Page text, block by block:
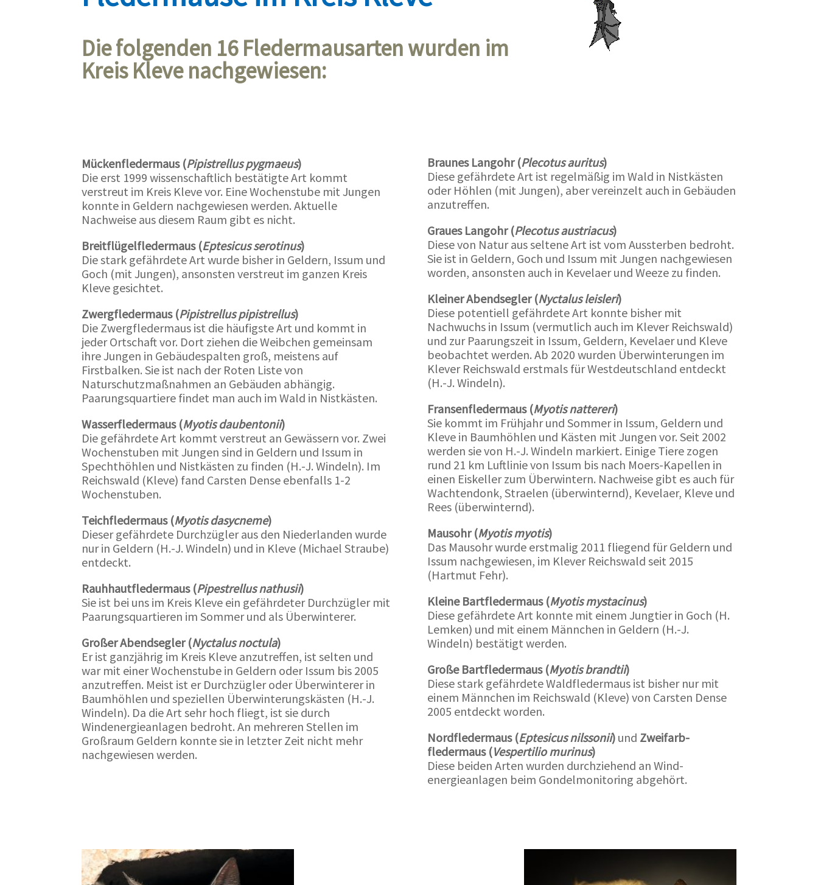
Die folgenden 16 Fledermausarten wurden im
Kreis Kleve nachgewiesen:
Mückenfledermaus (Pipistrellus pygmaeus)
Die erst 1999 wissenschaftlich bestätigte Art kommt
verstreut im Kreis Kleve vor. Eine Wochenstube mit Jungen
konnte in Geldern nachgewiesen werden. Aktuelle
Nachweise aus diesem Raum gibt es nicht.
Breitflügelfledermaus (Eptesicus serotinus)
Die stark gefährdete Art wurde bisher in Geldern, Issum und
Goch (mit Jungen), ansonsten verstreut im ganzen Kreis
Kleve gesichtet.
Zwergfledermaus (Pipistrellus pipistrellus)
Die Zwergfledermaus ist die häufigste Art und kommt in
jeder Ortschaft vor. Dort ziehen die Weibchen gemeinsam
ihre Jungen in Gebäudespalten groß, meistens auf
Firstbalken. Sie ist nach der Roten Liste von
Naturschutzmaßnahmen an Gebäuden abhängig.
Paarungsquartiere findet man auch im Wald in Nistkästen.
Wasserfledermaus (Myotis daubentonii)
Die gefährdete Art kommt verstreut an Gewässern vor. Zwei
Wochenstuben mit Jungen sind in Geldern und Issum in
Spechthöhlen und Nistkästen zu finden (H.-J. Windeln). Im
Reichswald (Kleve) fand Carsten Dense ebenfalls 1-2
Wochenstuben.
Teichfledermaus (Myotis dasycneme)
Dieser gefährdete Durchzügler aus den Niederlanden wurde
nur in Geldern (H.-J. Windeln) und in Kleve (Michael Straube)
entdeckt.
Rauhhautfledermaus (Pipestrellus nathusii)
Sie ist bei uns im Kreis Kleve ein gefährdeter Durchzügler mit
Paarungsquartieren im Sommer und als Überwinterer.
Großer Abendsegler (Nyctalus noctula)
Er ist ganzjährig im Kreis Kleve anzutreffen, ist selten und
war mit einer Wochenstube in Geldern oder Issum bis 2005
anzutreffen. Meist ist er Durchzügler oder Überwinterer in
Baumhöhlen und speziellen Überwinterungskästen (H.-J.
Windeln). Da die Art sehr hoch fliegt, ist sie durch
Windenergieanlagen bedroht. An mehreren Stellen im
Großraum Geldern konnte sie in letzter Zeit nicht mehr
nachgewiesen werden.
Braunes Langohr (Plecotus auritus)
Diese gefährdete Art ist regelmäßig im Wald in Nistkästen
oder Höhlen (mit Jungen), aber vereinzelt auch in Gebäuden
anzutreffen.
Graues Langohr (Plecotus austriacus)
Diese von Natur aus seltene Art ist vom Aussterben bedroht.
Sie ist in Geldern, Goch und Issum mit Jungen nachgewiesen
worden, ansonsten auch in Kevelaer und Weeze zu finden.
Kleiner Abendsegler (Nyctalus leisleri)
Diese potentiell gefährdete Art konnte bisher mit
Nachwuchs in Issum (vermutlich auch im Klever Reichswald)
und zur Paarungszeit in Issum, Geldern, Kevelaer und Kleve
beobachtet werden. Ab 2020 wurden Überwinterungen im
Klever Reichswald erstmals für Westdeutschland entdeckt
(H.-J. Windeln).
Fransenfledermaus (Myotis nattereri)
Sie kommt im Frühjahr und Sommer in Issum, Geldern und
Kleve in Baumhöhlen und Kästen mit Jungen vor. Seit 2002
werden sie von H.-J. Windeln markiert. Einige Tiere zogen
rund 21 km Luftlinie von Issum bis nach Moers-Kapellen in
einen Eiskeller zum Überwintern. Nachweise gibt es auch für
Wachtendonk, Straelen (überwinternd), Kevelaer, Kleve und
Rees (überwinternd).
Mausohr (Myotis myotis)
Das Mausohr wurde erstmalig 2011 fliegend für Geldern und
Issum nachgewiesen, im Klever Reichswald seit 2015
(Hartmut Fehr).
Kleine Bartfledermaus (Myotis mystacinus)
Diese gefährdete Art konnte mit einem Jungtier in Goch (H.
Lemken) und mit einem Männchen in Geldern (H.-J.
Windeln) bestätigt werden.
Große Bartfledermaus (Myotis brandtii)
Diese stark gefährdete Waldfledermaus ist bisher nur mit
einem Männchen im Reichswald (Kleve) von Carsten Dense
2005 entdeckt worden.
Nordfledermaus (Eptesicus nilssonii) und Zweifarb-
fledermaus (Vespertilio murinus)
Diese beiden Arten wurden durchziehend an Wind-
energieanlagen beim Gondelmonitoring abgehört.